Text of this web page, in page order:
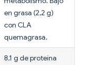
en grasa (2,2 g)
con CLA
quemagrasa.
8,1 g de proteína